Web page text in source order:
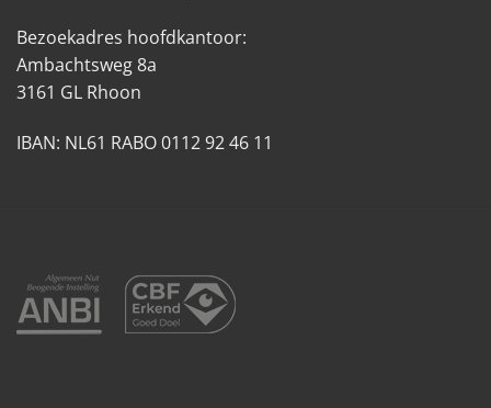
Bezoekadres hoofdkantoor:
Ambachtsweg 8a
3161 GL Rhoon
IBAN: NL61 RABO 0112 92 46 11